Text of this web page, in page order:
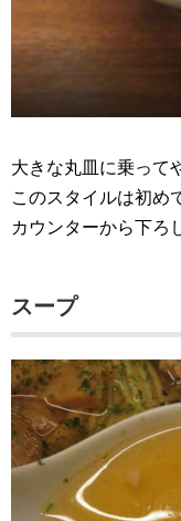
大きな丸皿に乗って
このスタイルは初め
カウンターから下ろ
スープ